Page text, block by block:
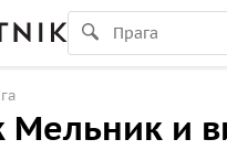
Мельник и